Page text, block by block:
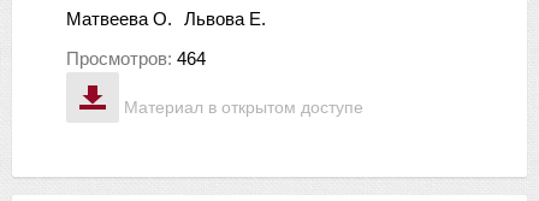
Материал в открытом доступе
Матвеева О.
Львова Е.
Просмотров: 464